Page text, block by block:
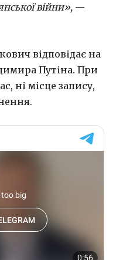
війни», —
відповідає на
Путіна. При
ні місце запису,